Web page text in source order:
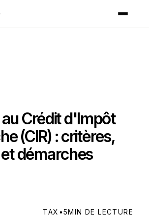
au Crédit d'Impôt
(CIR) : critères,
démarches
TAX •5MIN DE LECTURE